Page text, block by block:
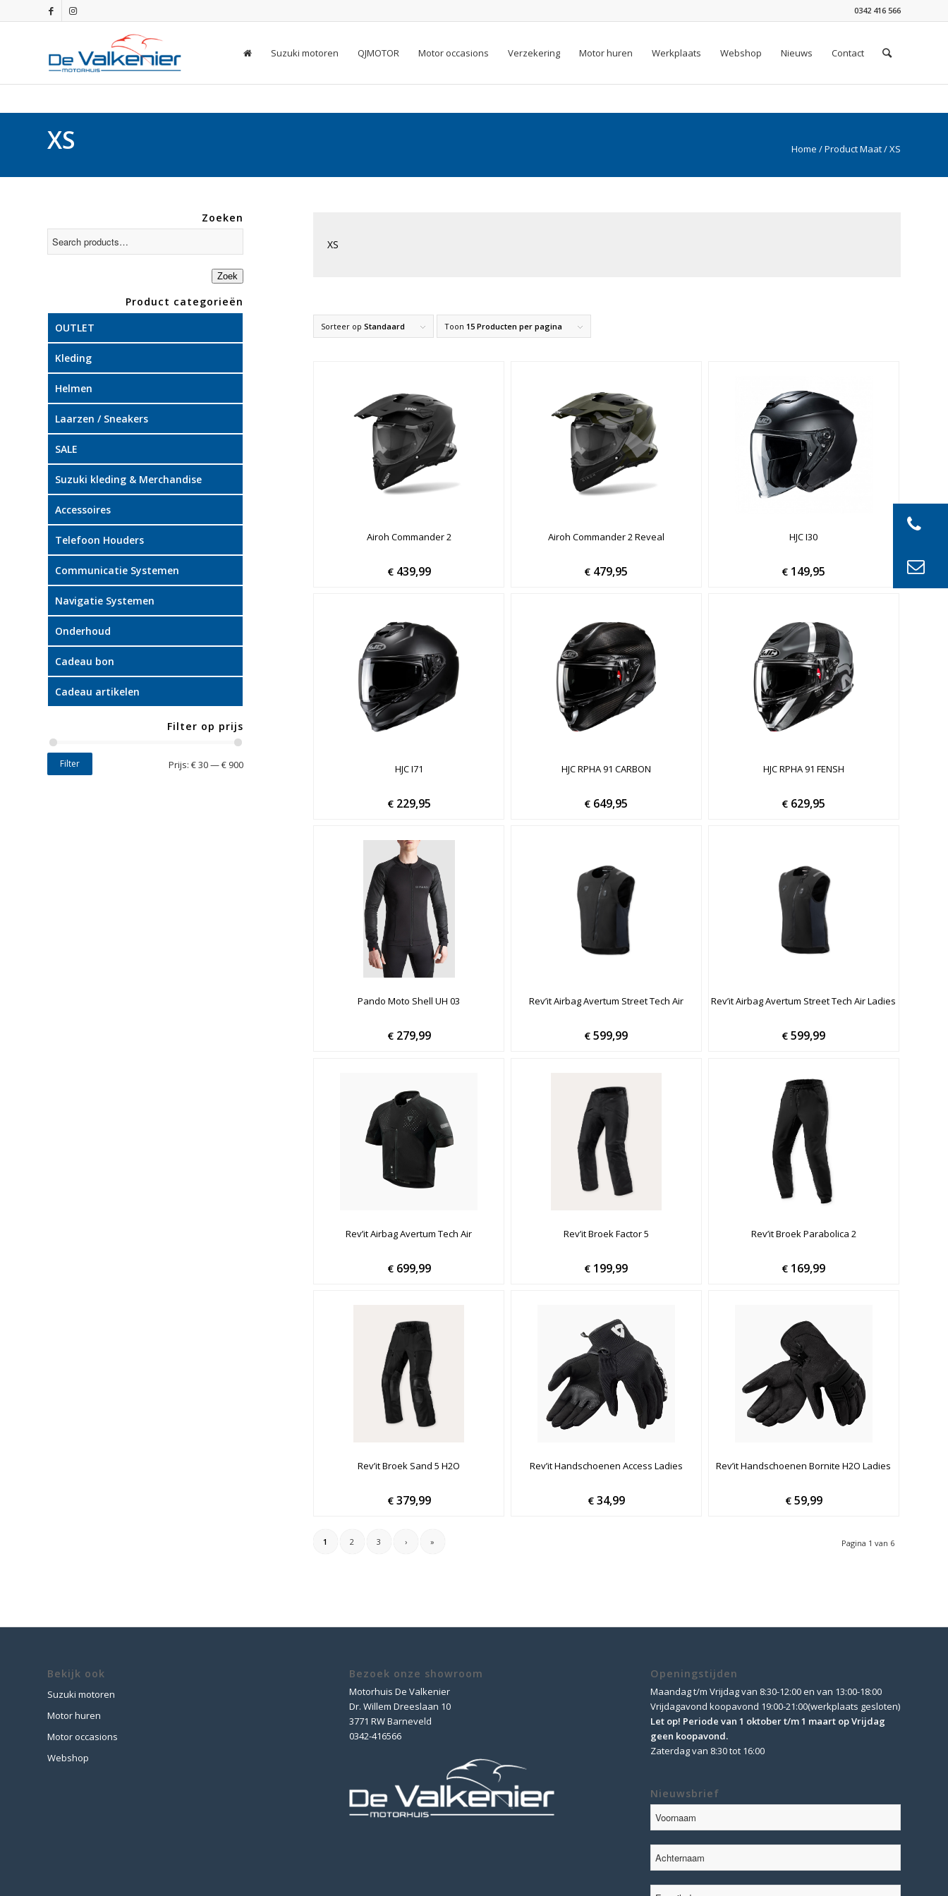
0342 416 566
Suzuki motoren QJMOTOR Motor occasions Verzekering Motor huren Werkplaats Webshop Nieuws Contact
XS Home / Product Maat / XS
XS
Sorteer op Standaard Toon 15 Producten per pagina
Airoh Commander 2
€439,99
Airoh Commander 2 Reveal
€ 479,95
HJC I30
€ 149,95
HJC I71
€229,95
HJC RPHA 91 CARBON
€ 649,95
HJC RPHA 91 FENSH
€ 629,95
Pando Moto Shell UH 03
€279,99
Rev’it Airbag Avertum Street Tech Air
€ 599,99
Rev’it Airbag Avertum Street Tech Air Ladies
€ 599,99
Rev’it Airbag Avertum Tech Air
€699,99
Rev’it Broek Factor 5
€ 199,99
Rev’it Broek Parabolica 2
€ 169,99
Rev’it Broek Sand 5 H2O
€379,99
Rev’it Handschoenen Access Ladies
€34,99
Rev’it Handschoenen Bornite H2O Ladies
€59,99
Pagina 1 van 6
1 2 3 › »
Zoeken
Zoek
Product categorieën
OUTLET
Kleding
Helmen
Laarzen / Sneakers
SALE
Suzuki kleding & Merchandise
Accessoires
Telefoon Houders
Communicatie Systemen
Navigatie Systemen
Onderhoud
Cadeau bon
Cadeau artikelen
Filter op prijs
Filter Prijs: € 30—€ 900
Bekijk ook
Suzuki motoren
Motor huren
Motor occasions
Webshop
Bezoek onze showroom
Motorhuis De Valkenier
Dr. Willem Dreeslaan 10
3771 RW Barneveld
0342-416566
Openingstijden
Maandag t/m Vrijdag van 8:30-12:00 en van 13:00-18:00
Vrijdagavond koopavond 19:00-21:00(werkplaats gesloten)
Let op! Periode van 1 oktober t/m 1 maart op Vrijdag
geen koopavond.
Zaterdag van 8:30 tot 16:00
Nieuwsbrief